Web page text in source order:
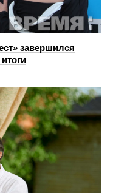
завершился